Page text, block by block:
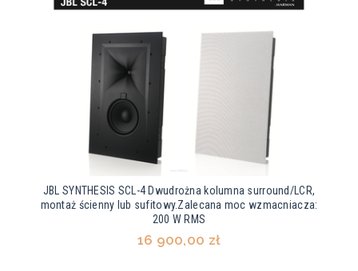
JBL SYNTHESIS SCL-4 Dwudrożna kolumna surround/LCR,
montaż ścienny lub sufitowy.Zalecana moc wzmacniacza:
200 W RMS
16 900,00 zł